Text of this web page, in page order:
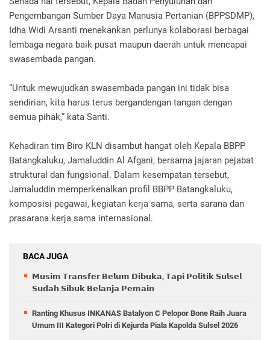
Pengembangan Sumber Daya Manusia Pertanian (BPPSDMP),
Idha Widi Arsanti menekankan perlunya kolaborasi berbagai
lembaga negara baik pusat maupun daerah untuk mencapai
swasembada pangan.
“Untuk mewujudkan swasembada pangan ini tidak bisa
sendirian, kita harus terus bergandengan tangan dengan
semua pihak,” kata Santi.
Kehadiran tim Biro KLN disambut hangat oleh Kepala BBPP
Batangkaluku, Jamaluddin Al Afgani, bersama jajaran pejabat
struktural dan fungsional. Dalam kesempatan tersebut,
Jamaluddin memperkenalkan profil BBPP Batangkaluku,
komposisi pegawai, kegiatan kerja sama, serta sarana dan
prasarana kerja sama internasional.
BACA JUGA
𝗠𝘂𝘀𝗶𝗺 𝗧𝗿𝗮𝗻𝘀𝗳𝗲𝗿 𝗕𝗲𝗹𝘂𝗺 𝗗𝗶𝗯𝘂𝗸𝗮, 𝗧𝗮𝗽𝗶 𝗣𝗼𝗹𝗶𝘁𝗶𝗸 𝗦𝘂𝗹𝘀𝗲𝗹
𝗦𝘂𝗱𝗮𝗵 𝗦𝗶𝗯𝘂𝗸 𝗕𝗲𝗹𝗮𝗻𝗷𝗮 𝗣𝗲𝗺𝗮𝗶𝗻
Ranting Khusus INKANAS Batalyon C Pelopor Bone Raih Juara
Umum III Kategori Polri di Kejurda Piala Kapolda Sulsel 2026